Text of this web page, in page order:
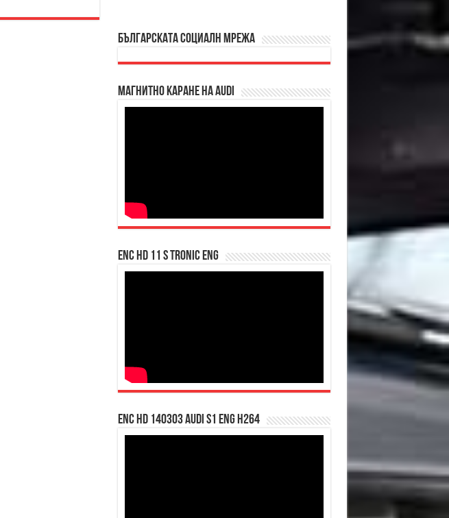
БЪЛГАРСКАТА СОЦИАЛН МРЕЖА
Магнитно каране на Audi
enc hd 11 S tronic ENG
enc hd 140303 Audi S1 ENG H264